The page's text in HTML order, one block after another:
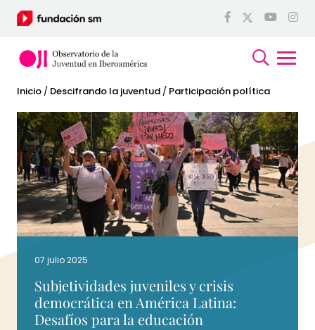
Inicio / Descifrando la juventud / Participación política
07 julio 2025
Subjetividades juveniles y crisis
democrática en América Latina:
Desafíos para la educación